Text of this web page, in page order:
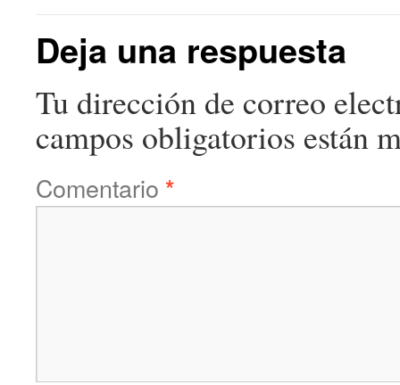
Deja una respuesta
Tu dirección de correo
campos obligatorios están
Comentario *